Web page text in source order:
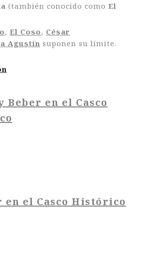
(también conocido como El
, El Coso, César
Agustín suponen su límite.
Beber en el Casco
en el Casco Histórico